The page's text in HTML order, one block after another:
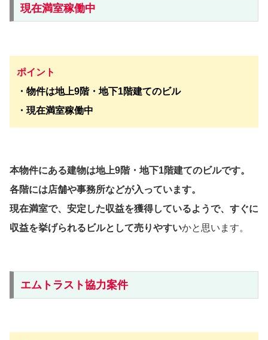
現在満室稼働中
ポイント
・物件は地上9階・地下1階建てのビル
・現在満室稼働中
本物件にある建物は地上9階・地下1階建てのビルです。
各階には店舗や事務所などが入っています。
現在満室で、安定した収益を獲得しているようで、すぐに
収益を挙げられるビルとして売りやすいかと思います。
エムトラスト協力案件